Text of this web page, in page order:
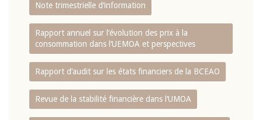
Note trimestrielle d‘information
Rapport annuel sur l‘évolution des prix à la
consommation dans l‘UEMOA et perspectives
Rapport d‘audit sur les états financiers de la BCEAO
Revue de la stabilité financière dans l‘UMOA